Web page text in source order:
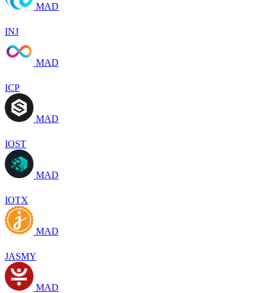
MAD
INJ
MAD
ICP
MAD
IOST
MAD
IOTX
MAD
JASMY
MAD